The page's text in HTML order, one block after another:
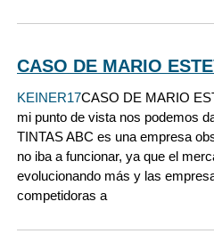
CASO DE MARIO
KEINER17CASO DE MARIO
mi punto de vista nos podemos
TINTAS ABC es una empresa
no iba a funcionar, ya que el
evolucionando más y las
competidoras a